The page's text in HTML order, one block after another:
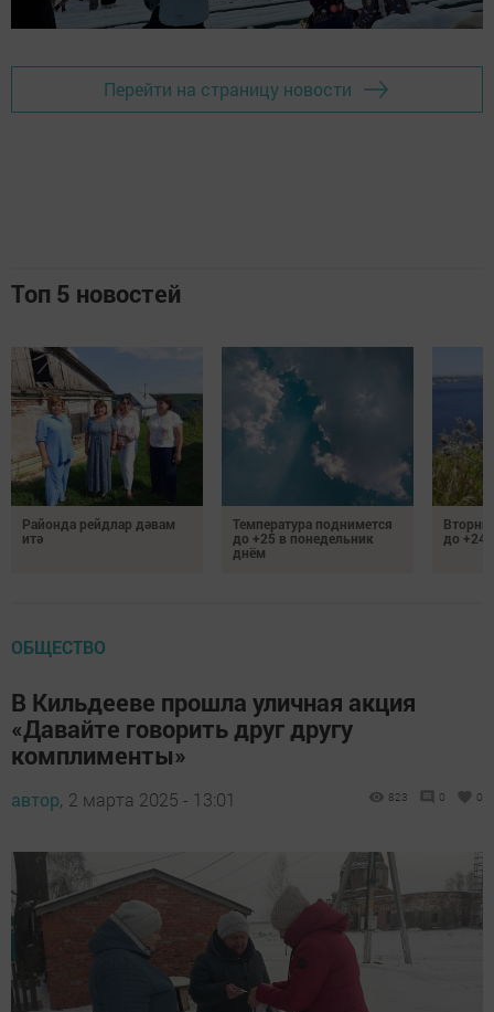
Перейти на страницу новости
Топ 5 новостей
Районда рейдлар дәвам
итә
Температура поднимется
до +25 в понедельник
днём
до +24
ОБЩЕСТВО
В Кильдееве прошла уличная акция
«Давайте говорить друг другу
комплименты»
автор, 2 марта 2025 - 13:01 823 0 0